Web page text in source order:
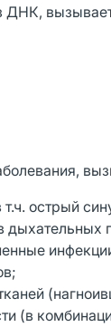
острый
(в